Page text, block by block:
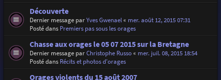
Découverte
Dernier message parYves Gwenael« mer. août 12, 2015 07:31
Posté dans Premiers pas sous les orages
Chasse aux orages le 05 07 2015 sur la Bretagne
Dernier message parChristophe Russo« mer. juil. 08, 2015 18:54
Posté dans Récits et photos d'orages
Orages violents du 15 août 2007